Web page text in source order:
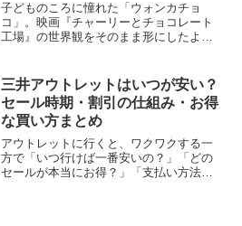
子どものころに憧れた「ウォンカチョ
コ」。映画『チャーリーとチョコレート
工場』の世界観をそのまま形にしたよう
のではないでしょうか。SNSでは「な
ぜ？」「もう食べられないの...
三井アウトレットはいつが安い？
セール時期・割引の仕組み・お得
な買い方まとめ
アウトレットに行くと、ワクワクする一
方で「いつ行けば一番安いの？」「どの
セールが本当にお得？」「支払い方法で